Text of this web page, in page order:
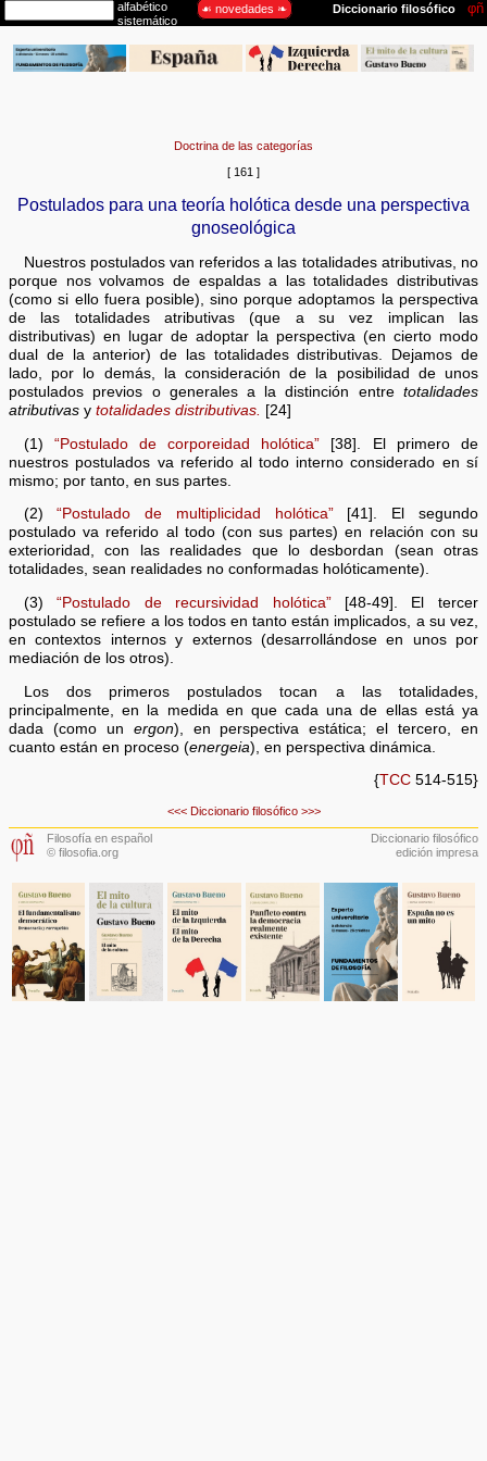
Doctrina de las categorías
[ 161 ]
Postulados para una teoría holótica desde una perspectiva
gnoseológica
Nuestros postulados van referidos a las totalidades atributivas, no
porque nos volvamos de espaldas a las totalidades distributivas
(como si ello fuera posible), sino porque adoptamos la perspectiva
de las totalidades atributivas (que a su vez implican las
distributivas) en lugar de adoptar la perspectiva (en cierto modo
dual de la anterior) de las totalidades distributivas. Dejamos de
lado, por lo demás, la consideración de la posibilidad de unos
postulados previos o generales a la distinción entre totalidades
atributivas ytotalidades distributivas. [24]
(1) “Postulado de corporeidad holótica” [38]. El primero de
nuestros postulados va referido al todo interno considerado en sí
mismo; por tanto, en sus partes.
(2)“Postulado de multiplicidad holótica”[41]. El segundo
postulado va referido al todo (con sus partes) en relación con su
exterioridad, con las realidades que lo desbordan (sean otras
totalidades, sean realidades no conformadas holóticamente).
(3)“Postulado de recursividad holótica”[48-49]. El tercer
postulado se refiere a los todos en tanto están implicados, a su vez,
en contextos internos y externos (desarrollándose en unos por
mediación de los otros).
Los dos primeros postulados tocan a las totalidades,
principalmente, en la medida en que cada una de ellas está ya
dada (como un ergon), en perspectiva estática; el tercero, en
cuanto están en proceso (energeia), en perspectiva dinámica.
{TCC514-515}
<<< Diccionario filosófico >>>
Filosofía en español
© filosofia.org
Diccionario filosófico
edición impresa